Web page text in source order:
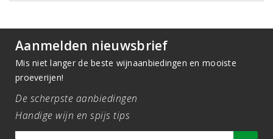
Aanmelden nieuwsbrief
Mis niet langer de beste wijnaanbiedingen en mooiste
proeverijen!
De scherpste aanbiedingen
Handige wijn en spijs tips